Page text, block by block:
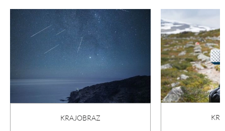
KRAJOBRAZ
ZUPY
DANIA GŁÓWNE
CIASTA I DESERY